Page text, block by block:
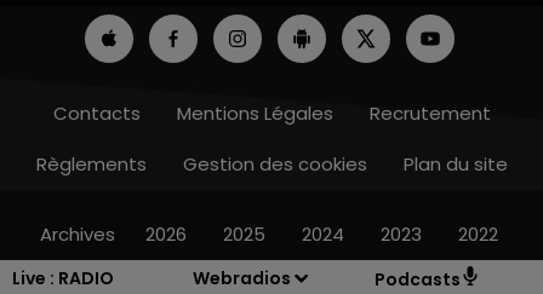
Live : RADIO
Webradios Podcasts
Contacts Mentions Légales
Recrutement
Règlements
Gestion des cookies Plan du site
Archives 2026 2025 2024 2023 2022